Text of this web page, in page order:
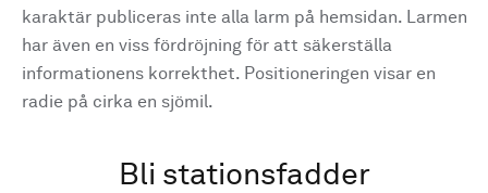
karaktär publiceras inte alla larm på hemsidan. Larmen
har även en viss fördröjning för att säkerställa
informationens korrekthet. Positioneringen visar en
radie på cirka en sjömil.
Bli stationsfadder